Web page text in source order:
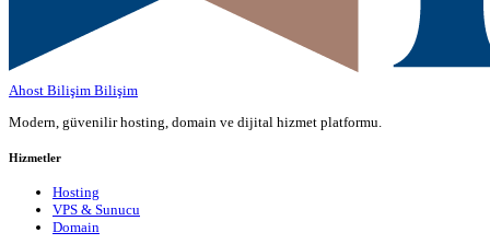
Ahost Bilişim Bilişim
Modern, güvenilir hosting, domain ve dijital hizmet platformu.
Hizmetler
Hosting
VPS & Sunucu
Domain